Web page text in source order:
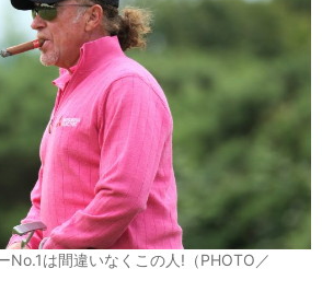
No.1は間違いなくこの人!（PHOTO／